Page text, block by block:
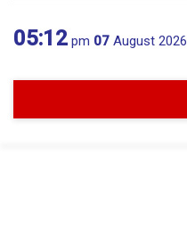
05:12 pm 07 August 2026